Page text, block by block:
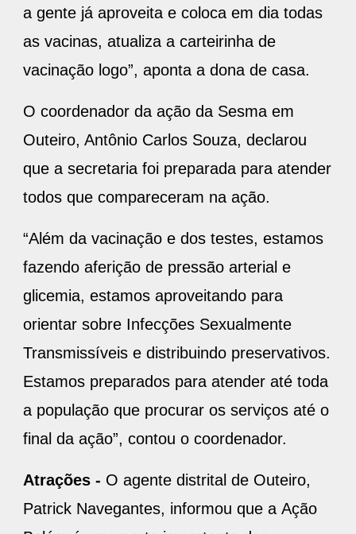
a gente já aproveita e coloca em dia todas
as vacinas, atualiza a carteirinha de
vacinação logo”, aponta a dona de casa.
O coordenador da ação da Sesma em
Outeiro, Antônio Carlos Souza, declarou
que a secretaria foi preparada para atender
todos que compareceram na ação.
“Além da vacinação e dos testes, estamos
fazendo aferição de pressão arterial e
glicemia, estamos aproveitando para
orientar sobre Infecções Sexualmente
Transmissíveis e distribuindo preservativos.
Estamos preparados para atender até toda
a população que procurar os serviços até o
final da ação”, contou o coordenador.
Atrações - O agente distrital de Outeiro,
Patrick Navegantes, informou que a Ação